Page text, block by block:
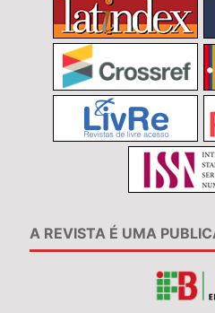
A REVISTA É UMA